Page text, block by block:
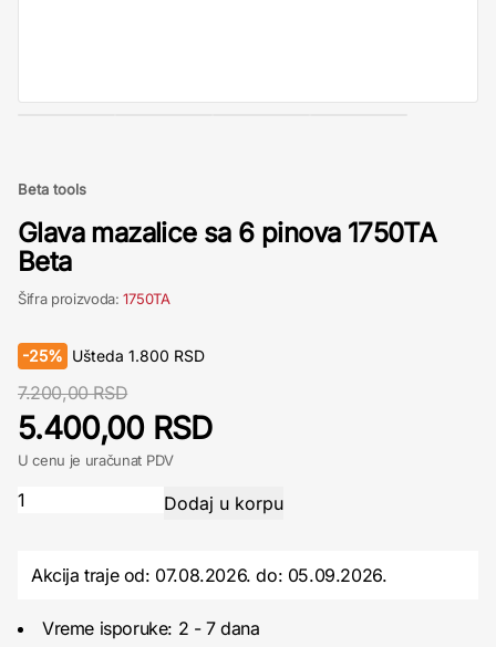
Beta tools
Glava mazalice sa 6 pinova 1750TA
Beta
Šifra proizvoda:1750TA
-25% Ušteda 1.800 RSD
7.200,00 RSD
5.400,00 RSD
U cenu je uračunat PDV
Akcija traje od: 07.08.2026.do: 05.09.2026.
Vreme isporuke: 2 - 7 dana